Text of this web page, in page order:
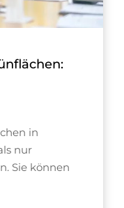
in
nur
Sie können